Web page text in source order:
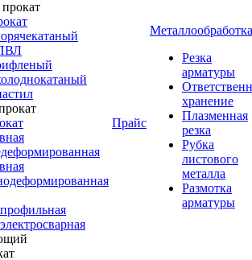
Прайс
Металлообработка
Резка
арматуры
хранение
Плазменная
резка
Рубка
листового
металла
Размотка
арматуры